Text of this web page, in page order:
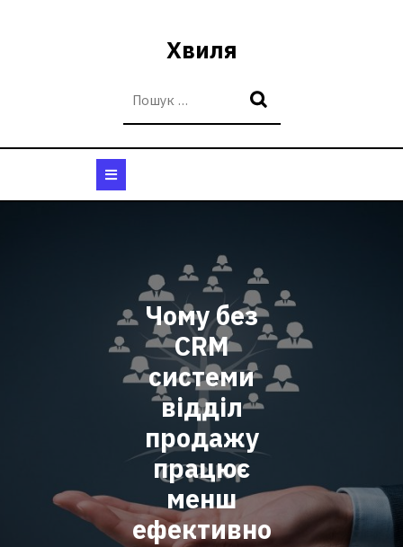
Хвиля
Чому без
CRM
системи
відділ
продажу
працює
менш
ефективно